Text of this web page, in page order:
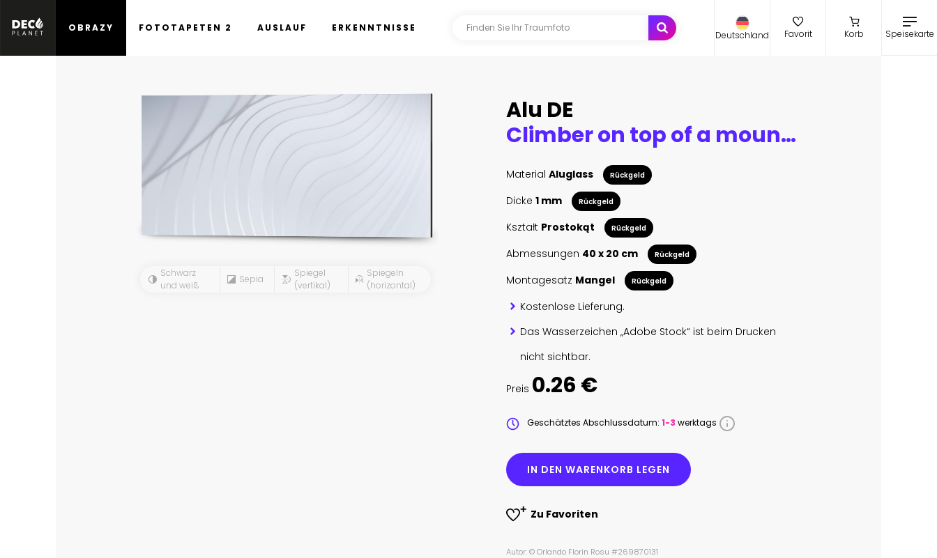
OBRAZY FOTOTAPETEN 2 AUSLAUF ERKENNTNISSE
Deutschland Favorit Korb Speisekarte
Schwarz
und weiß
Sepia
Spiegel
(vertikal)
Spiegeln
(horizontal)
Alu DE
Climber on top of a mountain
Material Aluglass Rückgeld
Dicke 1 mm Rückgeld
Kształt Prostokąt Rückgeld
Abmessungen 40 x 20 cm Rückgeld
Montagesatz Mangel Rückgeld
Kostenlose Lieferung.
Das Wasserzeichen „Adobe Stock“ ist beim Drucken
nicht sichtbar.
Preis 0.26 €
Geschätztes Abschlussdatum: 1-3 werktags
IN DEN WARENKORB LEGEN
Zu Favoriten
Autor: © Orlando Florin Rosu #269870131